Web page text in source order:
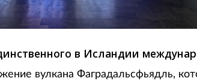
в Исландии
вулкана Фаградальсфьядль,